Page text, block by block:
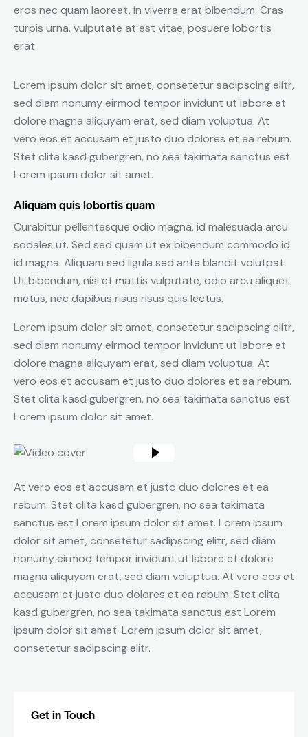
eros nec quam laoreet, in viverra erat bibendum. Cras
turpis urna, vulputate at est vitae, posuere lobortis
erat.
Lorem ipsum dolor sit amet, consetetur sadipscing elitr,
sed diam nonumy eirmod tempor invidunt ut labore et
dolore magna aliquyam erat, sed diam voluptua. At
vero eos et accusam et justo duo dolores et ea rebum.
Stet clita kasd gubergren, no sea takimata sanctus est
Lorem ipsum dolor sit amet.
Aliquam quis lobortis quam
Curabitur pellentesque odio magna, id malesuada arcu
sodales ut. Sed sed quam ut ex bibendum commodo id
id magna. Aliquam sed ligula sed ante blandit volutpat.
Ut bibendum, nisi et mattis vulputate, odio arcu aliquet
metus, nec dapibus risus risus quis lectus.
Lorem ipsum dolor sit amet, consetetur sadipscing elitr,
sed diam nonumy eirmod tempor invidunt ut labore et
dolore magna aliquyam erat, sed diam voluptua. At
vero eos et accusam et justo duo dolores et ea rebum.
Stet clita kasd gubergren, no sea takimata sanctus est
Lorem ipsum dolor sit amet.
At vero eos et accusam et justo duo dolores et ea
rebum. Stet clita kasd gubergren, no sea takimata
sanctus est Lorem ipsum dolor sit amet. Lorem ipsum
dolor sit amet, consetetur sadipscing elitr, sed diam
nonumy eirmod tempor invidunt ut labore et dolore
magna aliquyam erat, sed diam voluptua. At vero eos et
accusam et justo duo dolores et ea rebum. Stet clita
kasd gubergren, no sea takimata sanctus est Lorem
ipsum dolor sit amet. Lorem ipsum dolor sit amet,
consetetur sadipscing elitr.
Get in Touch